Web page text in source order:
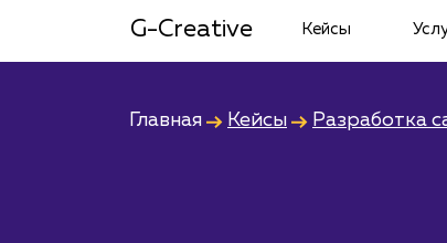
G-Creative Кейсы
Главная Кейсы Разработка